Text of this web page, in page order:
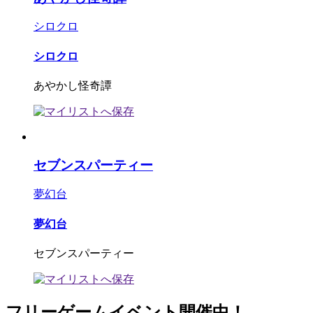
シロクロ
シロクロ
あやかし怪奇譚
セブンスパーティー
夢幻台
夢幻台
セブンスパーティー